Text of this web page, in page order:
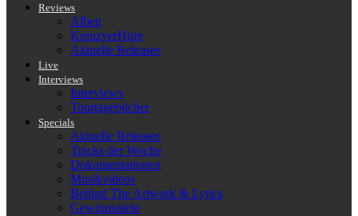
Reviews
Alben
KreuzverHöre
Aktuelle Releases
Live
Interviews
Interviews
Tourtagebücher
Specials
Aktuelle Releases
Tracks der Woche
Dokumentationen
Musikvideos
Behind The Artwork & Lyrics
Gewinnspiele